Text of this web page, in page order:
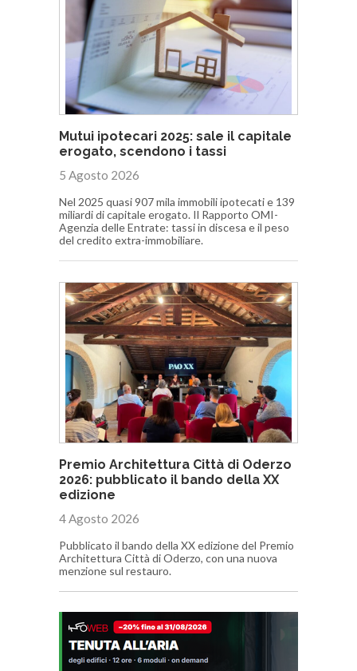
Mutui ipotecari 2025: sale il capitale
erogato, scendono i tassi
5 Agosto 2026
Nel 2025 quasi 907 mila immobili ipotecati e 139
miliardi di capitale erogato. Il Rapporto OMI-
Agenzia delle Entrate: tassi in discesa e il peso
del credito extra-immobiliare.
Premio Architettura Città di Oderzo
2026: pubblicato il bando della XX
edizione
4 Agosto 2026
Pubblicato il bando della XX edizione del Premio
Architettura Città di Oderzo, con una nuova
menzione sul restauro.